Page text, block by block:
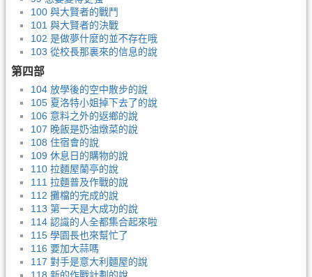
100 與大賢者的戰鬥
101 與大賢者的決戰
102 是做夢什麼的並不存在哦
103 從校長那裏來的信息的說
第四部
104 放學後的空中散步的說
105 夏洛特小姐掉下去了的說
106 意料之外的返鄉的說
107 晚飯是奶油燉菜的說
108 住宿會的說
109 休息日的購物的說
110 拉麵屋蘭亭的說
111 拉麵普及作戰的說
112 攤檔的完成的說
113 第一天是大成功的說
114 認識的人全都集合起來啦
115 學園長也來幫忙了
116 要加大蒜嗎
117 對手是意大利麵屋的說
118 新的作戰計劃的說